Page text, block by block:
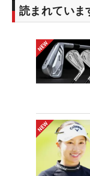
読まれていま